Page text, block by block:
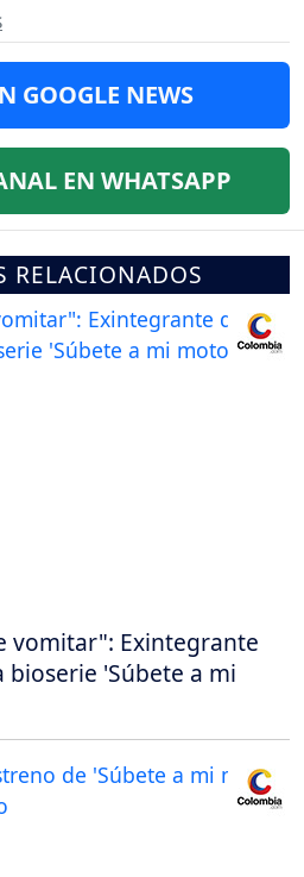
GOOGLE NEWS
EN WHATSAPP
RELACIONADOS
vomitar": Exintegrante
'Súbete a mi